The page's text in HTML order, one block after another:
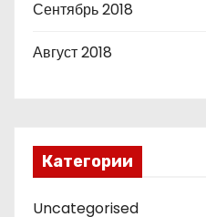
Сентябрь 2018
Август 2018
Категории
Uncategorised